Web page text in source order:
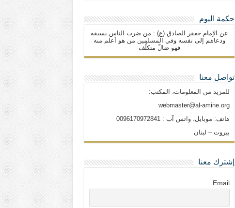
حكمة اليوم
عن الإمام جعفر الصادق (ع) : من ضرب الناس بسيفه
ودعاهم إلى نفسه وفي المسلمين من هو أعلم منه
فهو ضالّ متكلّف
تواصل معنا
للمزيد من المعلومات، المكتب:
webmaster@al-amine.org
هاتف: موبايل، واتس آب : 0096170972841
بيروت – لبنان
إشترك معنا
Email